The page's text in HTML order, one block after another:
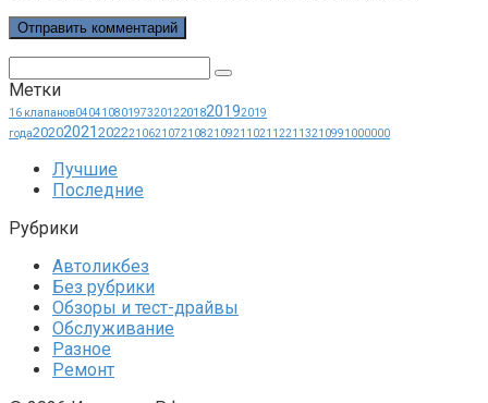
Метки
16 клапанов0404108019732012201820192019
года20202021 20222106210721082109211021122113210991000000
Лучшие
Последние
Рубрики
Автоликбез
Без рубрики
Обзоры и тест-драйвы
Обслуживание
Разное
Ремонт